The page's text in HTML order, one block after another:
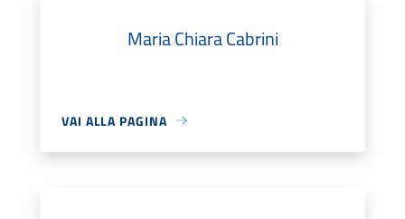
Maria Chiara Cabrini
VAI ALLA PAGINA